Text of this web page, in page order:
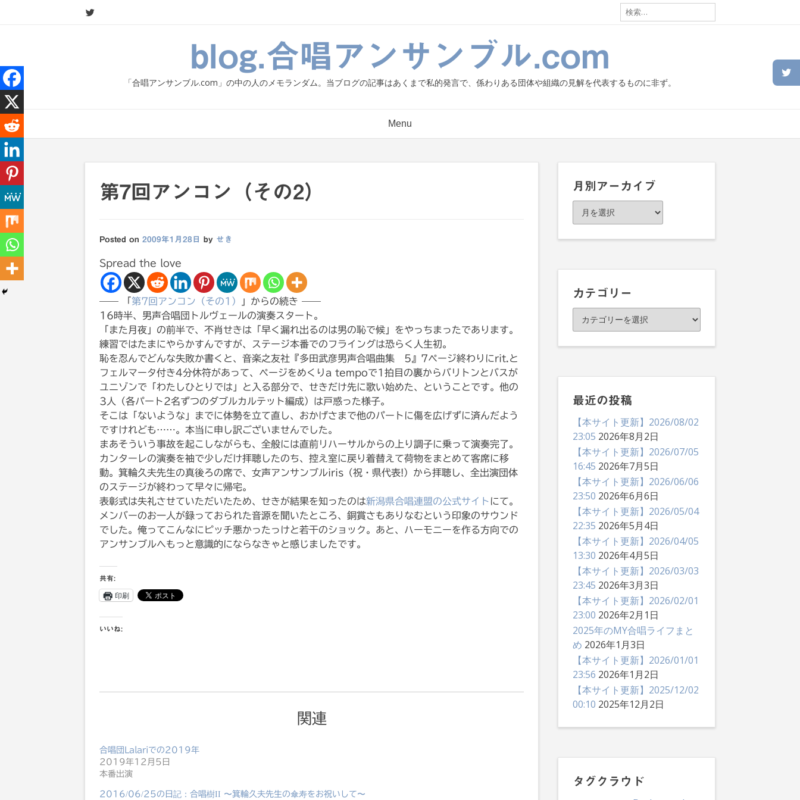
検
索:
blog.合唱アンサンブル.com
「合唱アンサンブル.com」の中の人のメモランダム。当ブログの記事はあくまで私的発言で、係わりある団体や組織の見解を代表するものに非ず。
Menu
第7回アンコン（その2）
Posted on 2009年1月28日 by せき
Spread the love
—— 「 第7回アンコン（その1）
」からの続き ——
16時半、男声合唱団トルヴェールの演奏スタート。
「また月夜」の前半で、不肖せきは「早く漏れ出るのは男の恥で候」をやっちまったであります。
練習ではたまにやらかすんですが、ステージ本番でのフライングは恐らく人生初。
恥を忍んでどんな失敗か書くと、音楽之友社『多田武彦男声合唱曲集 5』7ページ終わりにrit.と
フェルマータ付き4分休符があって、ページをめくりa tempoで1拍目の裏からバリトンとバスが
ユニゾンで「わたしひとりでは」と入る部分で、せきだけ先に歌い始めた、ということです。他の
3人（各パート2名ずつのダブルカルテット編成）は戸惑った様子。
そこは「ないような」までに体勢を立て直し、おかげさまで他のパートに傷を広げずに済んだよう
ですけれども……。本当に申し訳ございませんでした。
まあそういう事故を起こしながらも、全般には直前リハーサルからの上り調子に乗って演奏完了。
カンターレの演奏を袖で少しだけ拝聴したのち、控え室に戻り着替えて荷物をまとめて客席に移
動。箕輪久夫先生の真後ろの席で、女声アンサンブルiris（祝・県代表!）から拝聴し、全出演団体
のステージが終わって早々に帰宅。
表彰式は失礼させていただいたため、せきが結果を知ったのは新潟県合唱連盟の公式サイト にて。
メンバーのお一人が録っておられた音源を聞いたところ、銅賞さもありなむという印象のサウンド
でした。俺ってこんなにピッチ悪かったっけと若干のショック。あと、ハーモニーを作る方向での
アンサンブルへもっと意識的にならなきゃと感じましたです。
共有:
印刷
いいね:
関連
合唱団Lalariでの2019年
2019年12月5日
本番出演
2016/06/25の日記：合唱樹II 〜箕輪久夫先生の傘寿をお祝いして〜
月別アーカイブ
別
ア
ブ
カテゴリー
テ
ゴ
最近の投稿
【本サイト更新】2026/08/02
23:05 2026年8月2日
【本サイト更新】2026/07/05
16:45 2026年7月5日
【本サイト更新】2026/06/06
23:50 2026年6月6日
【本サイト更新】2026/05/04
22:35 2026年5月4日
【本サイト更新】2026/04/05
13:30 2026年4月5日
【本サイト更新】2026/03/03
23:45 2026年3月3日
【本サイト更新】2026/02/01
23:00 2026年2月1日
2025年のMY合唱ライフまと
め 2026年1月3日
【本サイト更新】2026/01/01
23:56 2026年1月2日
【本サイト更新】2025/12/02
00:10 2025年12月2日
タグクラウド